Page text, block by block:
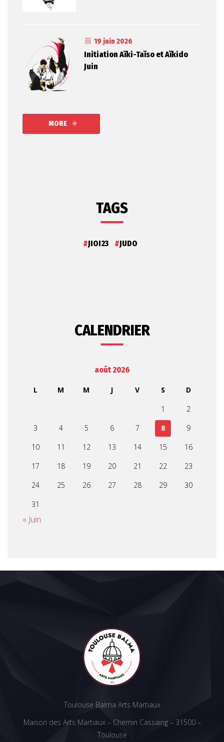
19 juin 2026
Initiation Aïki-Taïso et Aïkido
Juin
MORE
TAGS
JIOI23 JUDO
CALENDRIER
août 2026
L M M J V S
D
1
2
3
4 5 6 7 8
9
10
11 12 13 14 15
16
17
18 19 20 21 22
23
24
25 26 27 28 29
30
31
« Juin
Toulouse Balma Arts Martiaux
Maison des Arts Martiaux – Chemin Cassaing – 31500 –
Toulouse